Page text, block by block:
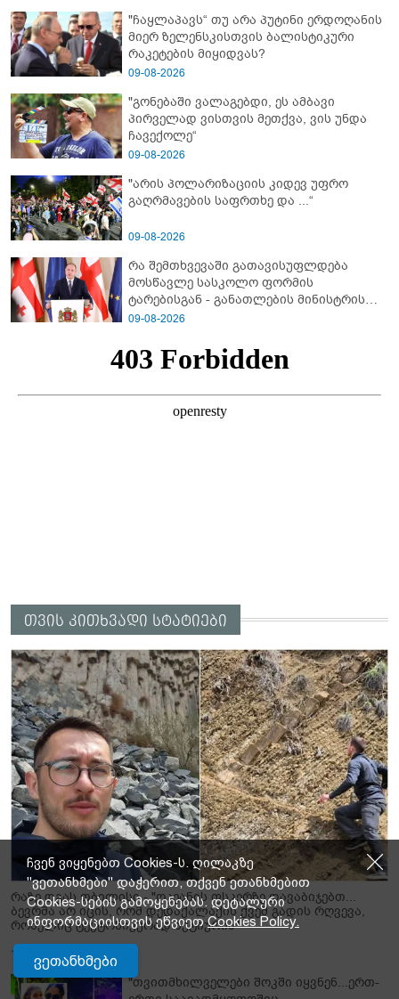
"ჩაყლაპავს“ თუ არა პუტინი ერდოღანის
მიერ ზელენსკისთვის ბალისტიკური
რაკეტების მიყიდვას?
09-08-2026
"გონებაში ვალაგებდი, ეს ამბავი
პირველად ვისთვის მეთქვა, ვის უნდა
ჩავექოლე“
09-08-2026
"არის პოლარიზაციის კიდევ უფრო
გაღრმავების საფრთხე და ...“
09-08-2026
რა შემთხვევაში გათავისუფლდება
მოსწავლე სასკოლო ფორმის
ტარებისგან - განათლების მინისტრის
განმარტება
09-08-2026
თვის კითხვადი სტატიები
რაზე დგას თბილისი - "ოკეანის ფსკერზე დავაბიჯებთ...
ბევრმა არ იცის, რომ დედაქალაქის ქვეშ გადის რღვევა,
რომელიც ტექტონიკურად აქტიურია"
11-07-2026
"თვითმხილველები შოკში იყვნენ...ერთ-
ჩვენ ვიყენებთ Cookies-ს. ღილაკზე
"ვეთანხმები" დაჭერით, თქვენ ეთანხმებით
Cookies-სების გამოყენებას. დეტალური
ინფორმაციისთვის ეწვიეთCookies Policy.
ვეთანხმები